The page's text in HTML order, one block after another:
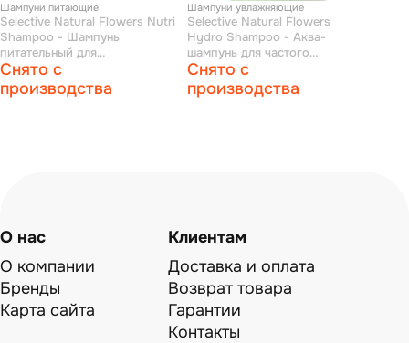
Шампуни питающие
Selective Natural Flowers Nutri
Shampoo - Шампунь
питательный для
восстановления волос 250 мл
Снято с
производства
Шампуни увлажняющие
Selective Natural Flowers
Hydro Shampoo - Аква-
шампунь для частого
применения 250 мл
Снято с
производства
О нас
О компании
Бренды
Карта сайта
Клиентам
Доставка и оплата
Возврат товара
Гарантии
Контакты